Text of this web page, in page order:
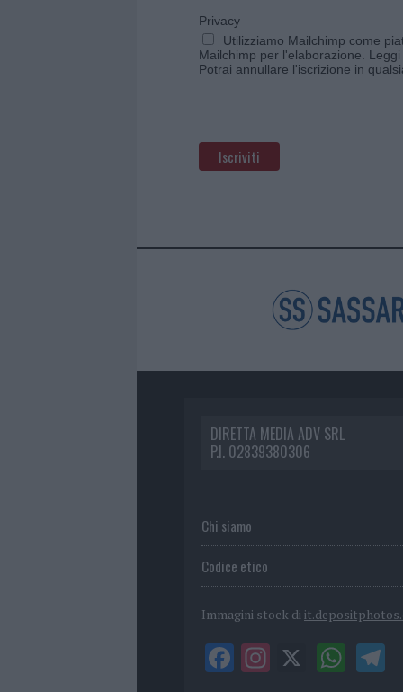
Privacy
Utilizziamo Mailchimp come
Mailchimp per l'elaborazione.
Potrai annullare l'iscrizione in
DIRETTA MEDIA ADV SRL
P.I. 02839380306
Chi siamo
Codice etico
Immagini stock di